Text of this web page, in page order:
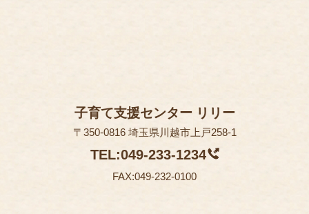
子育て支援センター リリー
〒350-0816 埼玉県川越市上戸258-1
TEL:049-233-1234
FAX:049-232-0100